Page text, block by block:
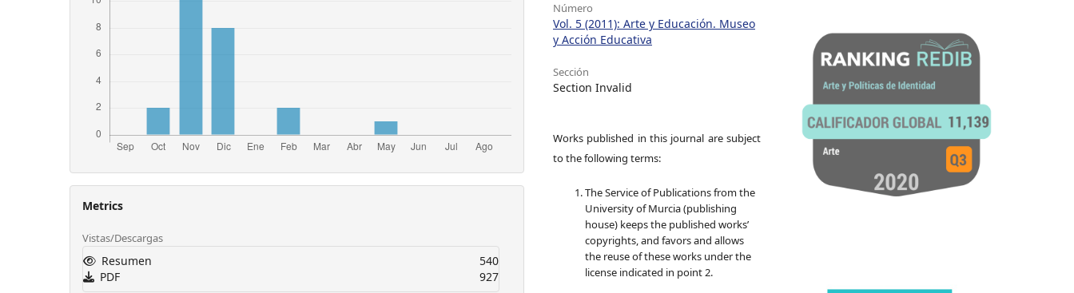
Metrics
Vistas/Descargas
Resumen
540
PDF
927
Número
Vol. 5 (2011): Arte y Educación. Museo
y Acción Educativa
Sección
Section Invalid
Works published in this journal are subject
to the following terms:
The Service of Publications from the
University of Murcia (publishing
house) keeps the published works’
copyrights, and favors and allows
the reuse of these works under the
license indicated in point 2.